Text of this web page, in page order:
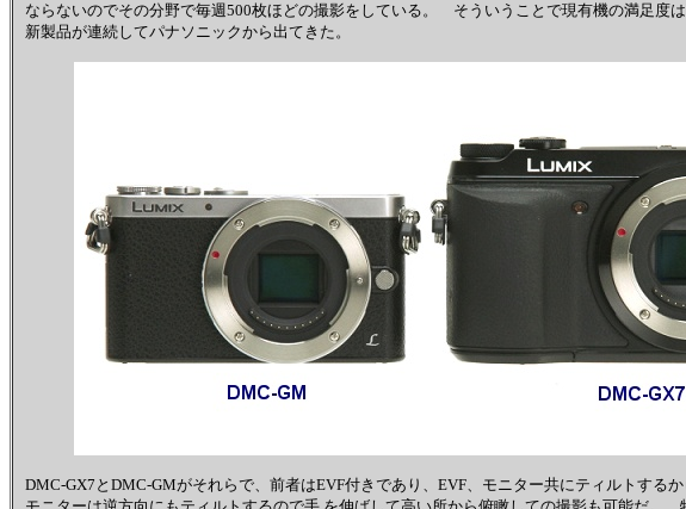
ならないのでその分野で毎週500枚ほどの撮影をしている。 そういうことで現有機の満足度
新製品が連続してパナソニックから出てきた。
DMC-GX7とDMC-GMがそれらで、前者はEVF付きであり、EVF、モニター共にティルトする